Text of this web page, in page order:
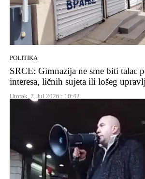
POLITIKA
SRCE: Gimnazija ne sme biti talac
interesa, ličnih sujeta ili lošeg
Utorak, 7. Jul 2026 : 10:42